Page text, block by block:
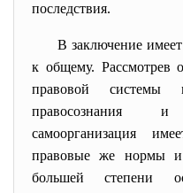
последствия.
В заключение
к общему. Рассмотрев
правовой
правосознания
самоорганизация
правовые же нормы и
большей степени